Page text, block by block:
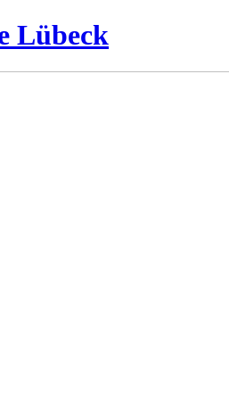
Lübeck